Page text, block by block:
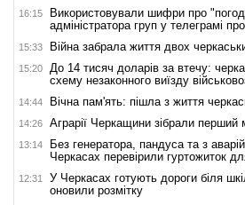
16:15
Використовували шифри про
адміністратора груп у телеграмі
15:33 Війна забрала життя двох
15:20
До 14 тисяч доларів за втечу:
схему незаконного виїзду
14:44 Вічна пам'ять: пішла з життя
14:26 Аграрії Черкащини зібрали перший
13:14
Без генератора, пандуса та з
Черкасах перевірили гуртожиток
12:31
У Черкасах готують дороги біля
оновили розмітку